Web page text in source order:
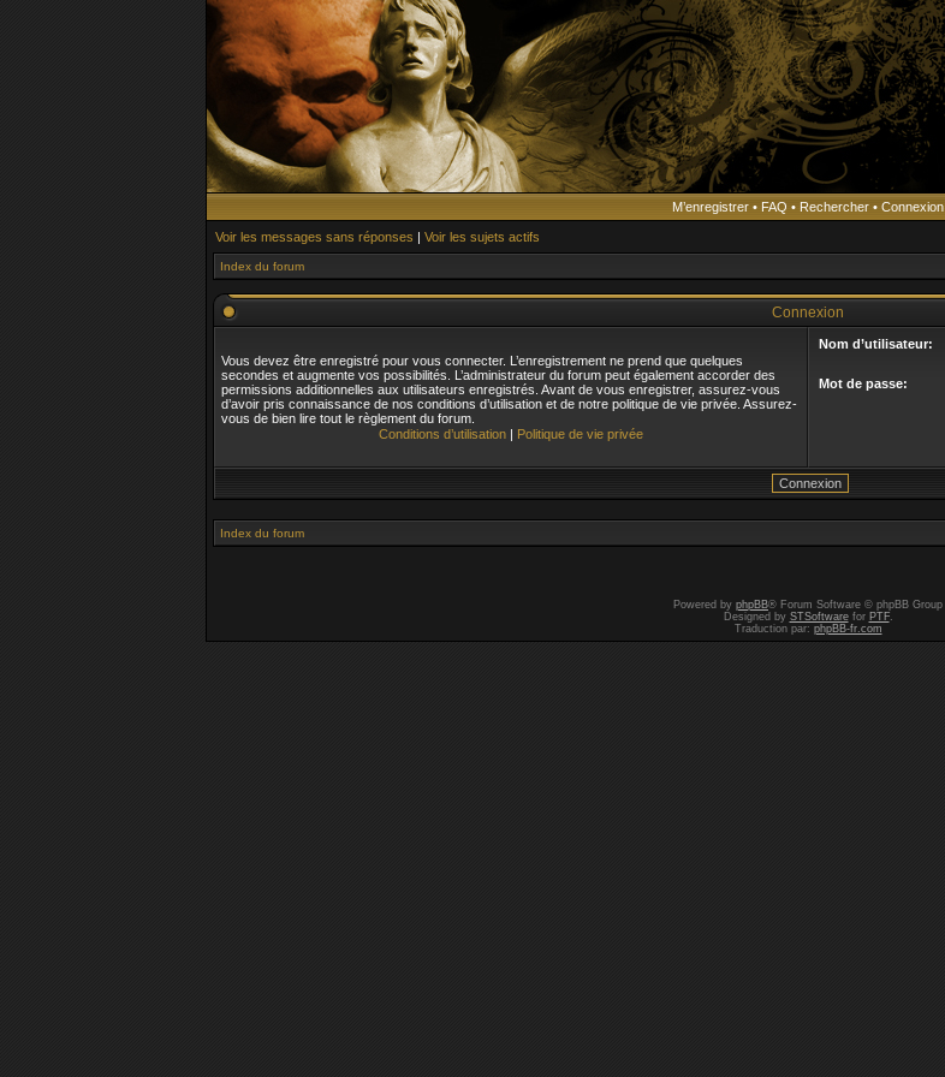
M’enregistrer • FAQ • Rechercher • Connexion
Voir les messages sans réponses | Voir les sujets actifs
Index du forum
Connexion
Vous devez être enregistré pour vous connecter. L’enregistrement ne prend que quelques
secondes et augmente vos possibilités. L’administrateur du forum peut également accorder des
permissions additionnelles aux utilisateurs enregistrés. Avant de vous enregistrer, assurez-vous
d’avoir pris connaissance de nos conditions d’utilisation et de notre politique de vie privée. Assurez-
vous de bien lire tout le règlement du forum.
Conditions d’utilisation | Politique de vie privée
Nom d’utilisateur:
Mot de passe:
Index du forum
Powered by phpBB® Forum Software © phpBB Group
Designed by STSoftwarefor PTF.
Traduction par: phpBB-fr.com